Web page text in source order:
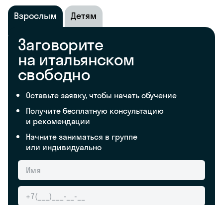
Взрослым Детям
Заговорите
на итальянском
свободно
Оставьте заявку, чтобы начать обучение
Получите бесплатную консультацию
и рекомендации
Начните заниматься в группе
или индивидуально